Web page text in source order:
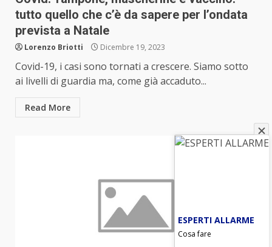
tutto quello che c’è da sapere per l’ondata
prevista a Natale
Lorenzo Briotti Dicembre 19, 2023
Covid-19, i casi sono tornati a crescere. Siamo sotto
ai livelli di guardia ma, come già accaduto...
Read More
ESPERTI ALLARME
Cosa fare